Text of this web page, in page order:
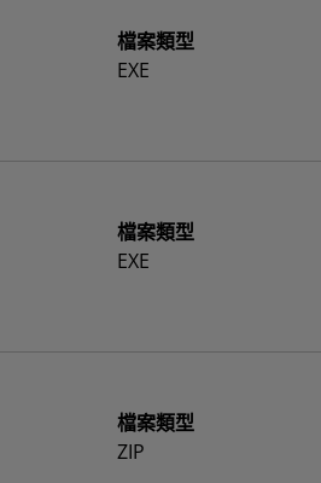
檔案類型
EXE
檔案類型
EXE
檔案類型
ZIP